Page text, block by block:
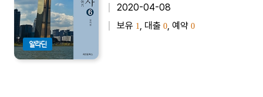
알라딘
2020-04-08
보유 1 , 대출 0 , 예약 0